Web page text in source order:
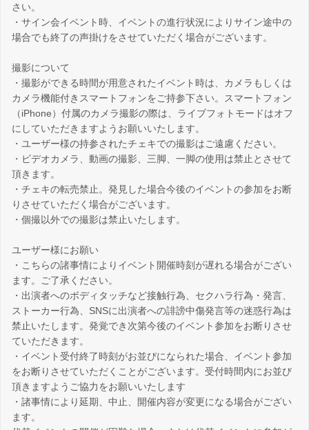
さい。
・サイン会イベント時、イベントの進行状況によりサイン途中の
場合でも終了の声掛けをさせていただく場合がございます。
撮影について
・撮影ができる時間が用意されたイベント時は、カメラもしくは
カメラ機能付きスマートフォンをご持参下さい。スマートフォン
（iPhone）付属のカメラ撮影の際は、ライブフォトモードはオフ
にしていただきますようお願いいたします。
・ユーザー様の持参されたチェキでの撮影はご遠慮ください。
・ビデオカメラ、動画の撮影、三脚、一脚の使用は禁止とさせて
頂きます。
・チェキの転売禁止。発見した場合今後のイベントの参加をお断
りさせていただく場合がございます。
・個撮以外での撮影は禁止いたします。
ユーザー様にお願い
・こちらの諸事情によりイベント開催時刻が遅れる場合がござい
ます。ご了承ください。
・出演者へのボディタッチなど接触行為、セクハラ行為・発言、
ストーカー行為、SNSに出演者への誹謗中傷発言等の迷惑行為は
禁止いたします。発覚でき次第今後のイベント参加をお断りさせ
ていただきます。
・イベント受付終了時刻がお並びになられた場合、イベント参加
をお断りさせていただくことがございます。受付時間内にお並び
頂きますようご協力をお願いいたします
・諸事情により延期、中止、開催内容が変更になる場合がござい
ます。